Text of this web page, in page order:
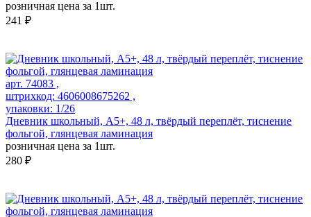
розничная цена за 1шт.
241 ₽
арт. 74083 ,
штрихкод: 4606008675262 ,
упаковки: 1/26
Дневник школьный, А5+, 48 л, твёрдый переплёт, тиснение
фольгой, глянцевая ламинация
розничная цена за 1шт.
280 ₽